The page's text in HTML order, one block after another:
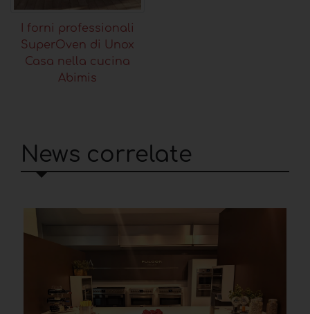
I forni professionali
SuperOven di Unox
Casa nella cucina
Abimis
News correlate